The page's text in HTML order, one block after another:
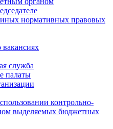
иных нормативных правовых
служба
палаты
контрольно-
выделяемых бюджетных